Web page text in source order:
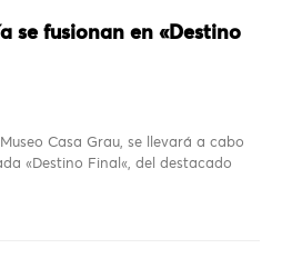
se fusionan en «Destino
Casa Grau, se llevará a cabo
«Destino Final«, del destacado